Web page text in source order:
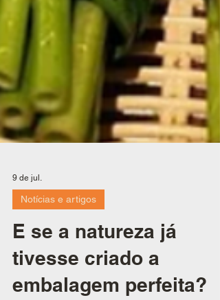
9 de jul.
Notícias e artigos
E se a natureza já
tivesse criado a